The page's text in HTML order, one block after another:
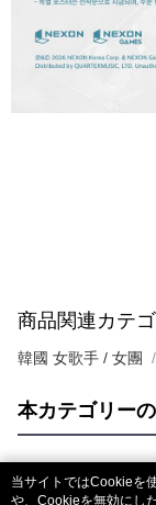
商品関連カテゴ
韓國 女歌手 / 女團
本カテゴリー
人気タグ
当サイトではCookieを
や、Cookieを無効にし